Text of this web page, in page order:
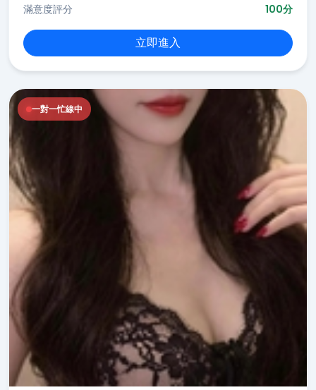
滿意度評分
100分
立即進入
一對一忙線中